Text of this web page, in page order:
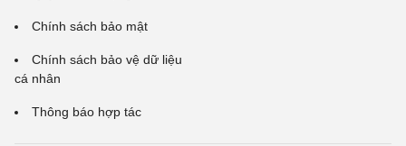
Chính sách bảo mật
Chính sách bảo vệ dữ liệu
cá nhân
Thông báo hợp tác